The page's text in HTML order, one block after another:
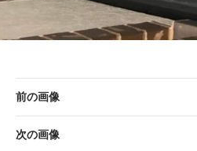
前の画像
次の画像